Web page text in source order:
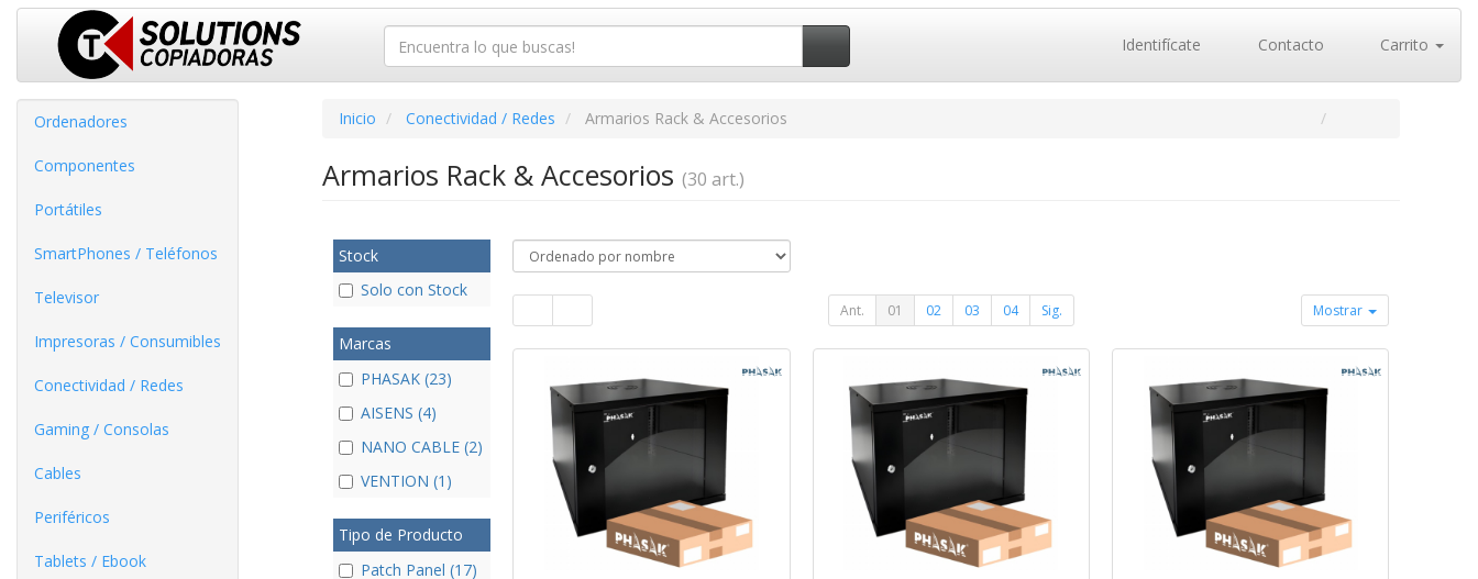
Identifícate Contacto Carrito
Ordenadores
Componentes
Portátiles
SmartPhones / Teléfonos
Televisor
Impresoras / Consumibles
Conectividad / Redes
Gaming / Consolas
Cables
Periféricos
Tablets / Ebook
Inicio Conectividad / Redes Armarios Rack & Accesorios
Armarios Rack & Accesorios (30 art.)
Stock
Solo con Stock
Marcas
PHASAK (23)
AISENS (4)
NANO CABLE (2)
VENTION (1)
Tipo de Producto
Patch Panel (17)
Ant. 01 02 03 04 Sig. Mostrar